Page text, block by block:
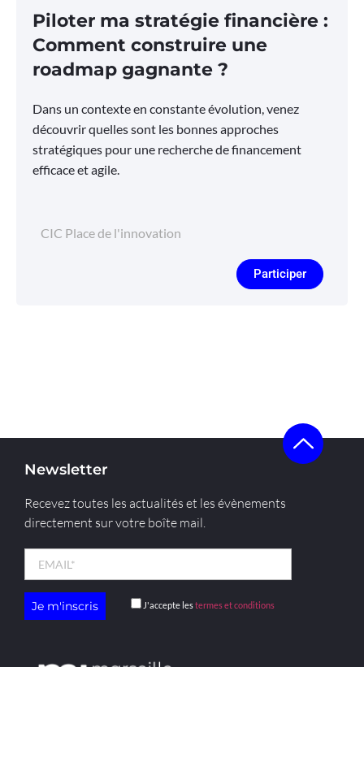
Piloter ma stratégie financière :
Comment construire une
roadmap gagnante ?
Dans un contexte en constante évolution, venez
découvrir quelles sont les bonnes approches
stratégiques pour une recherche de financement
efficace et agile.
CIC Place de l'innovation
Participer
Newsletter
Recevez toutes les actualités et les évènements
directement sur votre boîte mail.
J'accepte lestermes et conditions